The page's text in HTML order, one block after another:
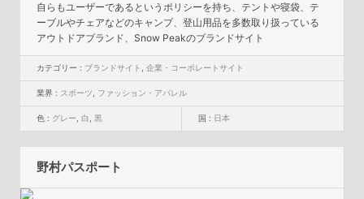
自らもユーザーであるというポリシーを持ち、テントや寝袋、テ
ーブルやチェアなどのキャンプ、登山用品を多数取り扱っている
アウトドアブランド、Snow Peakのブランドサイト
カテゴリー : ブランドサイト ,企業・コーポレートサイト
業界 : スポーツ ファッション・アパレル
色 : グレー ,白 ,黒 国 : 日本
野村パスポート